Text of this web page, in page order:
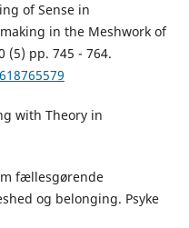
of Sense in
in the Meshwork of
(5) pp. 745 - 764.
with Theory in
fællesgørende
og belonging. Psyke